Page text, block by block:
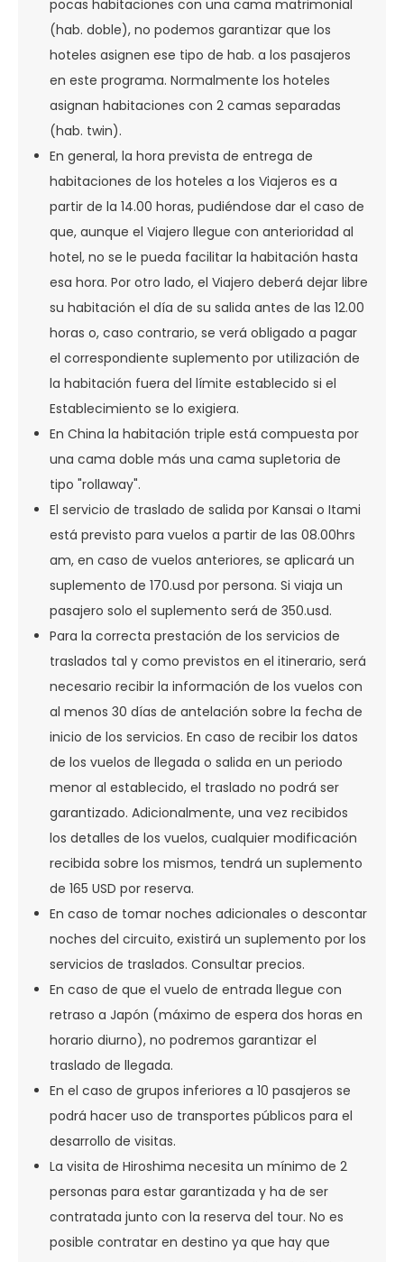
pocas habitaciones con una cama matrimonial
(hab. doble), no podemos garantizar que los
hoteles asignen ese tipo de hab. a los pasajeros
en este programa. Normalmente los hoteles
asignan habitaciones con 2 camas separadas
(hab. twin).
En general, la hora prevista de entrega de
habitaciones de los hoteles a los Viajeros es a
partir de la 14.00 horas, pudiéndose dar el caso de
que, aunque el Viajero llegue con anterioridad al
hotel, no se le pueda facilitar la habitación hasta
esa hora. Por otro lado, el Viajero deberá dejar libre
su habitación el día de su salida antes de las 12.00
horas o, caso contrario, se verá obligado a pagar
el correspondiente suplemento por utilización de
la habitación fuera del límite establecido si el
Establecimiento se lo exigiera.
En China la habitación triple está compuesta por
una cama doble más una cama supletoria de
tipo "rollaway".
El servicio de traslado de salida por Kansai o Itami
está previsto para vuelos a partir de las 08.00hrs
am, en caso de vuelos anteriores, se aplicará un
suplemento de 170.usd por persona. Si viaja un
pasajero solo el suplemento será de 350.usd.
Para la correcta prestación de los servicios de
traslados tal y como previstos en el itinerario, será
necesario recibir la información de los vuelos con
al menos 30 días de antelación sobre la fecha de
inicio de los servicios. En caso de recibir los datos
de los vuelos de llegada o salida en un periodo
menor al establecido, el traslado no podrá ser
garantizado. Adicionalmente, una vez recibidos
los detalles de los vuelos, cualquier modificación
recibida sobre los mismos, tendrá un suplemento
de 165 USD por reserva.
En caso de tomar noches adicionales o descontar
noches del circuito, existirá un suplemento por los
servicios de traslados. Consultar precios.
En caso de que el vuelo de entrada llegue con
retraso a Japón (máximo de espera dos horas en
horario diurno), no podremos garantizar el
traslado de llegada.
En el caso de grupos inferiores a 10 pasajeros se
podrá hacer uso de transportes públicos para el
desarrollo de visitas.
La visita de Hiroshima necesita un mínimo de 2
personas para estar garantizada y ha de ser
contratada junto con la reserva del tour. No es
posible contratar en destino ya que hay que